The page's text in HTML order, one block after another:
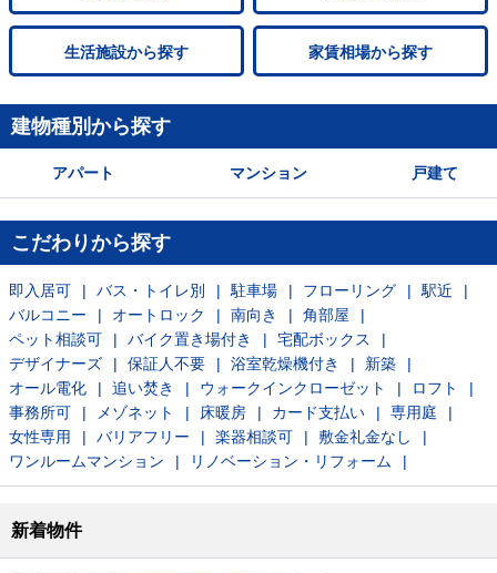
生活施設から探す 家賃相場から探す
建物種別から探す
アパート マンション 戸建て
こだわりから探す
即入居可 バス・トイレ別 駐車場 フローリング
駅近
バルコニー
オートロック 南向き
角部屋
ペット相談可
バイク置き場付き
宅配ボックス
デザイナーズ
保証人不要 浴室乾燥機付き
新築
オール電化
追い焚き ウォークインクローゼット
ロフト
事務所可
メゾネット 床暖房 カード支払い
専用庭
女性専用
バリアフリー 楽器相談可
敷金礼金なし
ワンルームマンション
リノベーション・リフォーム
新着物件